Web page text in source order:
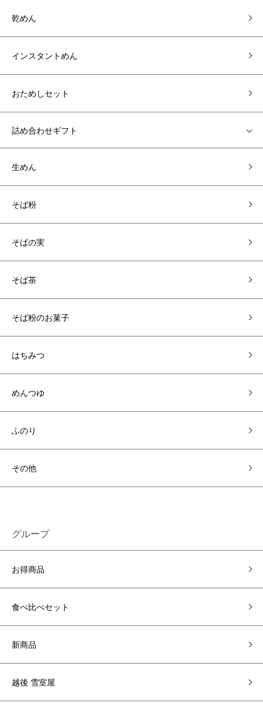
乾めん
インスタントめん
おためしセット
詰め合わせギフト
生めん
そば粉
そばの実
そば茶
そば粉のお菓子
はちみつ
めんつゆ
ふのり
その他
グループ
お得商品
食べ比べセット
新商品
越後 雪室屋